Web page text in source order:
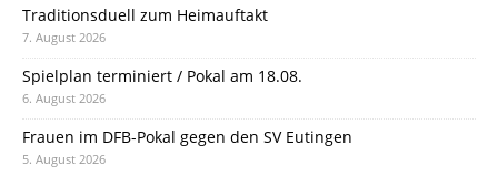
Traditionsduell zum Heimauftakt
7. August 2026
Spielplan terminiert / Pokal am 18.08.
6. August 2026
Frauen im DFB-Pokal gegen den SV Eutingen
5. August 2026